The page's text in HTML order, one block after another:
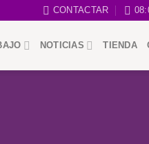
CONTACTAR
NOTICIAS TIENDA